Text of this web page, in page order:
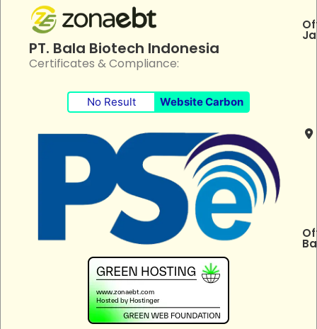
PT. Bala Biotech Indonesia
Certificates & Compliance:
No Result Website Carbon